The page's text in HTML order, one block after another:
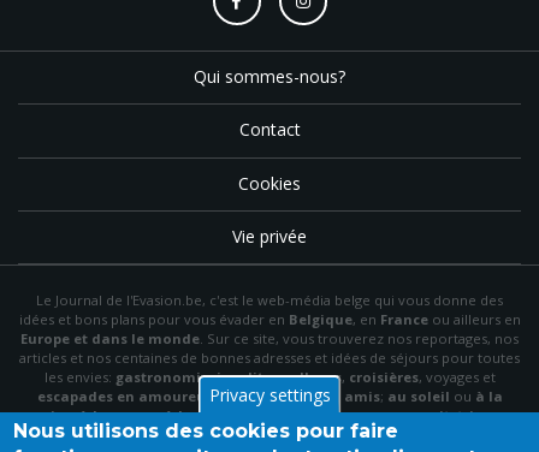
Qui sommes-nous?
Contact
Cookies
Vie privée
Le Journal de l'Evasion.be, c'est le web-média belge qui vous donne des
idées et bons plans pour vous évader en Belgique, en Franceou ailleurs en
Europe et dans le monde. Sur ce site, vous trouverez nos reportages, nos
articles et nos centaines de bonnes adresses et idées de séjours pour toutes
les envies: gastronomie,insolite,wellness, croisières, voyages et
escapades en amoureux ,en famille,entre amis; au soleil ou à la
neige,à la merouà la montagne à la campagneou encitytrip, en
hôtel, en gîteou enchambre d'hôte…
Privacy settings
Nous utilisons des cookies pour faire